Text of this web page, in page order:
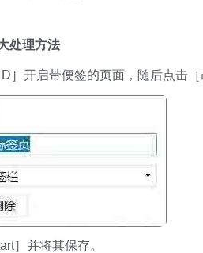
处理方法
开启带便签的页面，随后点击［
］并将其保存。